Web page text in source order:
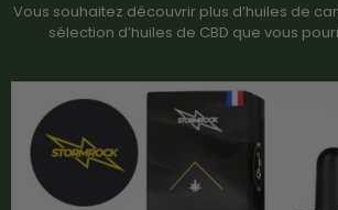
Vous souhaitez découvrir plus d’huiles de
sélection d’huiles de CBD que vous